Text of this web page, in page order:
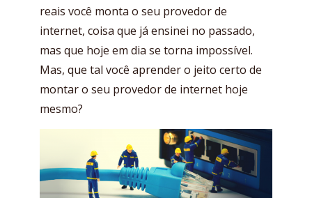
reais você monta o seu provedor de
internet, coisa que já ensinei no passado,
mas que hoje em dia se torna impossível.
Mas, que tal você aprender o jeito certo de
montar o seu provedor de internet hoje
mesmo?